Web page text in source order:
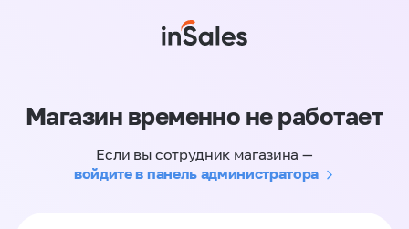
Магазин временно не работает
Если вы сотрудник магазина —
войдите в панель администратора